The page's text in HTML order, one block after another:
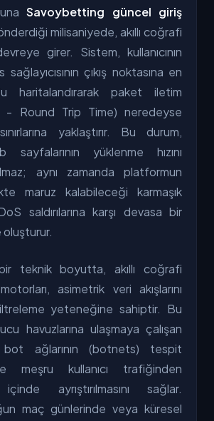
Savoybetting güncel giriş
milisaniyede, akıllı coğrafi
girer. Sistem, kullanıcının
çıkış noktasına en
haritalandırarak paket iletim
- Round Trip Time) neredeyse
yaklaştırır. Bu durum,
sayfalarının yüklenme hızını
aynı zamanda platformun
maruz kalabileceği karmaşık
saldırılarına karşı devasa bir
teknik boyutta, akıllı coğrafi
asimetrik veri akışlarını
yeteneğine sahiptir. Bu
havuzlarına ulaşmaya çalışan
ağlarının (botnets) tespit
meşru kullanıcı trafiğinden
ayrıştırılmasını sağlar.
maç günlerinde veya küresel